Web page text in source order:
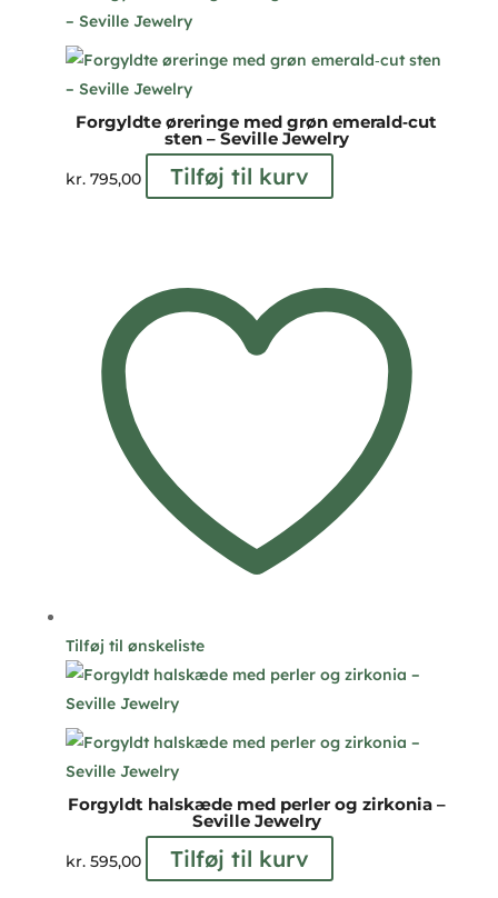
Forgyldte øreringe med grøn emerald‑cut
sten – Seville Jewelry
kr.795,00 Tilføj til kurv
Tilføj til ønskeliste
Forgyldt halskæde med perler og zirkonia –
Seville Jewelry
kr.595,00 Tilføj til kurv